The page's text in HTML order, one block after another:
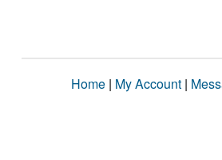
Home | My Account |